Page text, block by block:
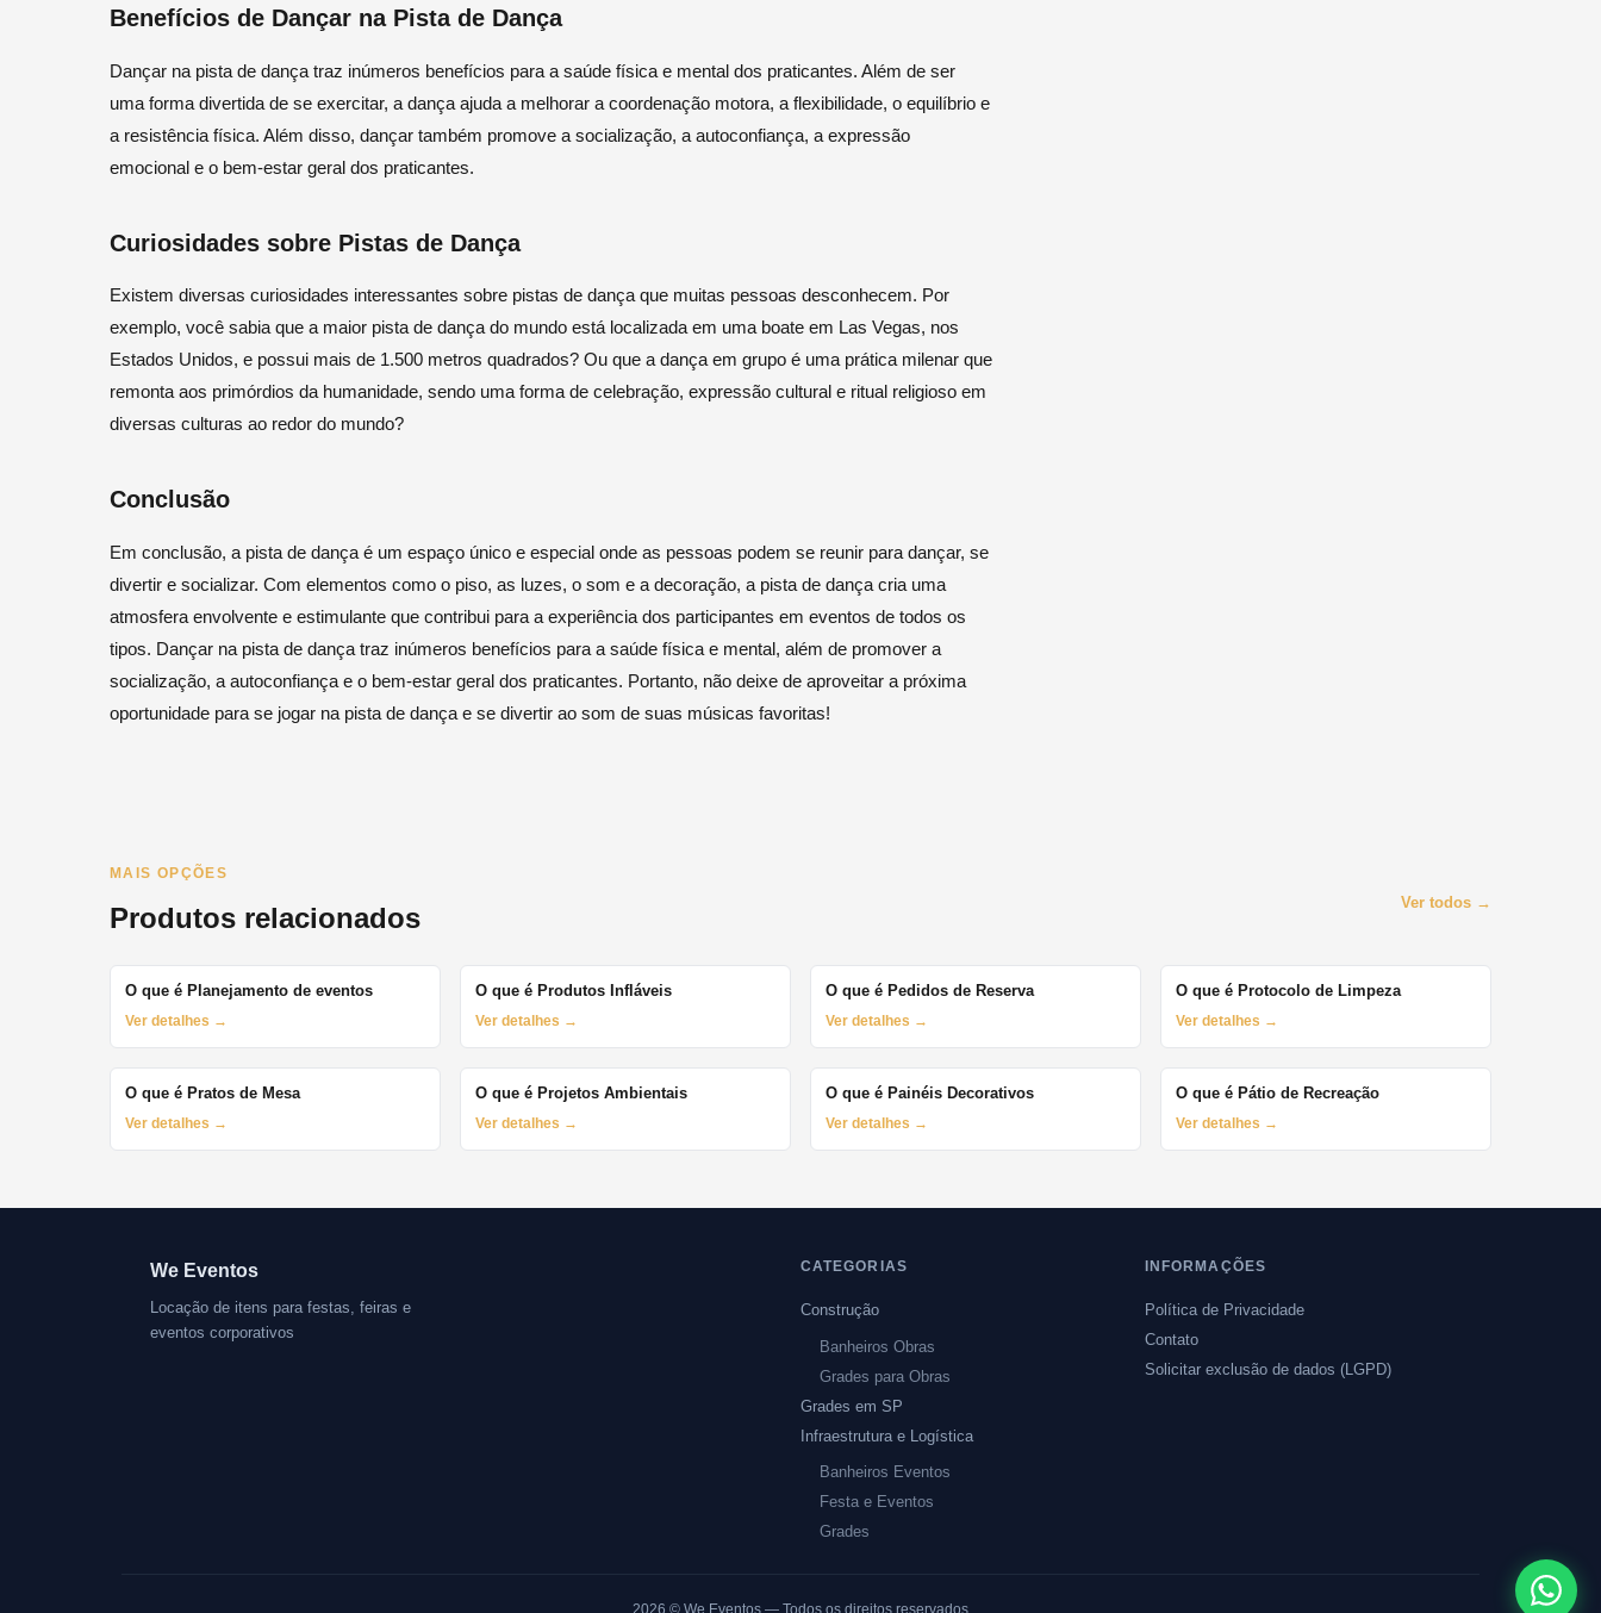
Benefícios de Dançar na Pista de Dança
Dançar na pista de dança traz inúmeros benefícios para a saúde física e mental dos praticantes. Além de ser
uma forma divertida de se exercitar, a dança ajuda a melhorar a coordenação motora, a flexibilidade, o equilíbrio e
a resistência física. Além disso, dançar também promove a socialização, a autoconfiança, a expressão
emocional e o bem-estar geral dos praticantes.
Curiosidades sobre Pistas de Dança
Existem diversas curiosidades interessantes sobre pistas de dança que muitas pessoas desconhecem. Por
exemplo, você sabia que a maior pista de dança do mundo está localizada em uma boate em Las Vegas, nos
Estados Unidos, e possui mais de 1.500 metros quadrados? Ou que a dança em grupo é uma prática milenar que
remonta aos primórdios da humanidade, sendo uma forma de celebração, expressão cultural e ritual religioso em
diversas culturas ao redor do mundo?
Conclusão
Em conclusão, a pista de dança é um espaço único e especial onde as pessoas podem se reunir para dançar, se
divertir e socializar. Com elementos como o piso, as luzes, o som e a decoração, a pista de dança cria uma
atmosfera envolvente e estimulante que contribui para a experiência dos participantes em eventos de todos os
tipos. Dançar na pista de dança traz inúmeros benefícios para a saúde física e mental, além de promover a
socialização, a autoconfiança e o bem-estar geral dos praticantes. Portanto, não deixe de aproveitar a próxima
oportunidade para se jogar na pista de dança e se divertir ao som de suas músicas favoritas!
MAIS OPÇÕES
Produtos relacionados Ver todos →
O que é Planejamento de eventos
Ver detalhes →
O que é Produtos Infláveis
Ver detalhes →
O que é Pedidos de Reserva
Ver detalhes →
O que é Protocolo de Limpeza
Ver detalhes →
O que é Pratos de Mesa
Ver detalhes →
O que é Projetos Ambientais
Ver detalhes →
O que é Painéis Decorativos
Ver detalhes →
O que é Pátio de Recreação
Ver detalhes →
We Eventos
Locação de itens para festas, feiras e
eventos corporativos
CATEGORIAS
Construção
Banheiros Obras
Grades para Obras
Grades em SP
Infraestrutura e Logística
Banheiros Eventos
Festa e Eventos
Grades
INFORMAÇÕES
Política de Privacidade
Contato
Solicitar exclusão de dados (LGPD)
2026 © We Eventos — Todos os direitos reservados